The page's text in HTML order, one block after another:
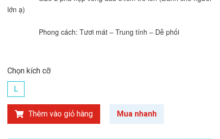
lớn ạ)
		Phong cách: Tươi mát – Trung tính – Dễ phối
Chọn kích cỡ
L
Thêm vào giỏ hàng Mua nhanh